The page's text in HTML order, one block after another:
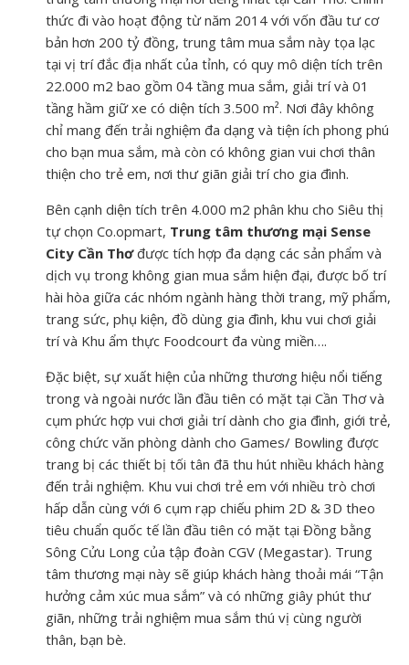
thức đi vào hoạt động từ năm 2014 với vốn đầu tư cơ
bản hơn 200 tỷ đồng, trung tâm mua sắm này tọa lạc
tại vị trí đắc địa nhất của tỉnh, có quy mô diện tích trên
22.000 m2 bao gồm 04 tầng mua sắm, giải trí và 01
tầng hầm giữ xe có diện tích 3.500 m². Nơi đây không
chỉ mang đến trải nghiệm đa dạng và tiện ích phong phú
cho bạn mua sắm, mà còn có không gian vui chơi thân
thiện cho trẻ em, nơi thư giãn giải trí cho gia đình.
Bên cạnh diện tích trên 4.000 m2 phân khu cho Siêu thị
tự chọn Co.opmart, Trung tâm thương mại Sense
City Cần Thơđược tích hợp đa dạng các sản phẩm và
dịch vụ trong không gian mua sắm hiện đại, được bố trí
hài hòa giữa các nhóm ngành hàng thời trang, mỹ phẩm,
trang sức, phụ kiện, đồ dùng gia đình, khu vui chơi giải
trí và Khu ẩm thực Foodcourt đa vùng miền….
Đặc biệt, sự xuất hiện của những thương hiệu nổi tiếng
trong và ngoài nước lần đầu tiên có mặt tại Cần Thơ và
cụm phức hợp vui chơi giải trí dành cho gia đình, giới trẻ,
công chức văn phòng dành cho Games/ Bowling được
trang bị các thiết bị tối tân đã thu hút nhiều khách hàng
đến trải nghiệm. Khu vui chơi trẻ em với nhiều trò chơi
hấp dẫn cùng với 6 cụm rạp chiếu phim 2D & 3D theo
tiêu chuẩn quốc tế lần đầu tiên có mặt tại Đồng bằng
Sông Cửu Long của tập đoàn CGV (Megastar). Trung
tâm thương mại này sẽ giúp khách hàng thoải mái “Tận
hưởng cảm xúc mua sắm” và có những giây phút thư
giãn, những trải nghiệm mua sắm thú vị cùng người
thân, bạn bè.